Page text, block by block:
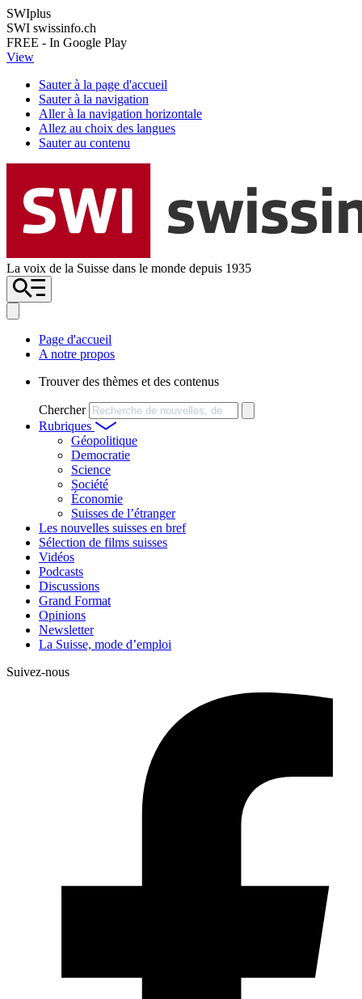
SWIplus
SWI swissinfo.ch
FREE - In Google Play
View
Sauter à la page d'accueil
Sauter à la navigation
Aller à la navigation horizontale
Allez au choix des langues
Sauter au contenu
La voix de la Suisse dans le monde depuis 1935
Page d'accueil
A notre propos
Trouver des thèmes et des contenus
Chercher
Rubriques
Géopolitique
Democratie
Science
Société
Économie
Suisses de l’étranger
Les nouvelles suisses en bref
Sélection de films suisses
Vidéos
Podcasts
Discussions
Grand Format
Opinions
Newsletter
La Suisse, mode d’emploi
Suivez-nous